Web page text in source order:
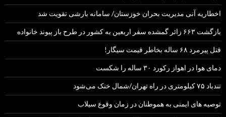
اخطاریه آنی مدیریت بحران خوزستان/ سامانه بارشی تقویت شد
بازگشت ۶۶۳ زائر گمشده سفر اربعین به کشور در طرح باز پیوند خانواده
قتل پیرمرد ۶۸ ساله بخاطر قیمت سیگار!
دمای هوا در اهواز رکورد ۳۰ ساله را شکست
تندباد ۷۵ کیلومتری در راه تهران/شمال خنک می‌شود
توصیه های ایمنی به هموطنان در زمان وقوع سیلاب